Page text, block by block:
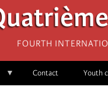
Fourth
Contact Youth